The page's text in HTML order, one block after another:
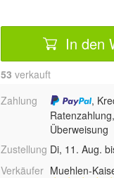
In den
53 verkauft
Zahlung
,
Überweisung
Zustellung Di, 11. Aug.
Verkäufer Muehlen-